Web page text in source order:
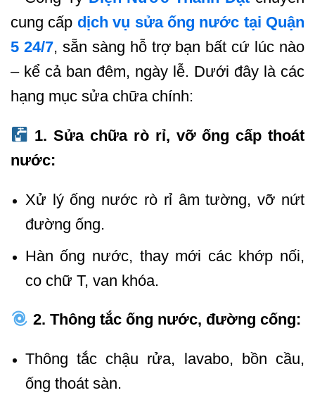
cung cấp dịch vụ sửa ống nước tại Quận
5 24/7, sẵn sàng hỗ trợ bạn bất cứ lúc nào
– kể cả ban đêm, ngày lễ. Dưới đây là các
hạng mục sửa chữa chính:
1. Sửa chữa rò rỉ, vỡ ống cấp thoát
nước:
Xử lý ống nước rò rỉ âm tường, vỡ nứt
đường ống.
Hàn ống nước, thay mới các khớp nối,
co chữ T, van khóa.
2. Thông tắc ống nước, đường cống:
Thông tắc chậu rửa, lavabo, bồn cầu,
ống thoát sàn.